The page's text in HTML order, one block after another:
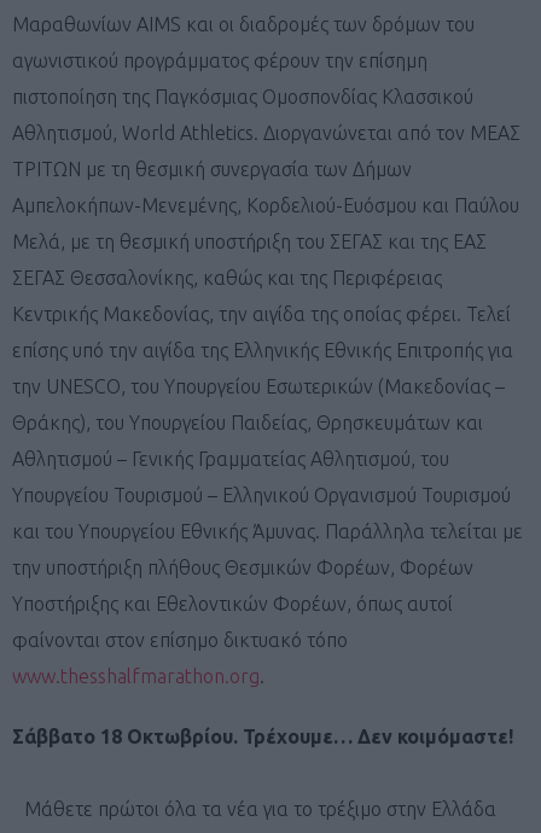
Μαραθωνίων AIMS και οι διαδρομές των δρόμων του
αγωνιστικού προγράμματος φέρουν την επίσημη
πιστοποίηση της Παγκόσμιας Ομοσπονδίας Κλασσικού
Αθλητισμού, World Athletics. Διοργανώνεται από τον ΜΕΑΣ
ΤΡΙΤΩΝ με τη θεσμική συνεργασία των Δήμων
Αμπελοκήπων-Μενεμένης, Κορδελιού-Ευόσμου και Παύλου
Μελά, με τη θεσμική υποστήριξη του ΣΕΓΑΣ και της ΕΑΣ
ΣΕΓΑΣ Θεσσαλονίκης, καθώς και της Περιφέρειας
Κεντρικής Μακεδονίας, την αιγίδα της οποίας φέρει. Τελεί
επίσης υπό την αιγίδα της Ελληνικής Εθνικής Επιτροπής για
την UNESCO, του Υπουργείου Εσωτερικών (Μακεδονίας –
Θράκης), του Υπουργείου Παιδείας, Θρησκευμάτων και
Αθλητισμού – Γενικής Γραμματείας Αθλητισμού, του
Υπουργείου Τουρισμού – Ελληνικού Οργανισμού Τουρισμού
και του Υπουργείου Εθνικής Άμυνας. Παράλληλα τελείται με
την υποστήριξη πλήθους Θεσμικών Φορέων, Φορέων
Υποστήριξης και Εθελοντικών Φορέων, όπως αυτοί
φαίνονται στον επίσημο δικτυακό τόπο
www.thesshalfmarathon.org.
Σάββατο 18 Οκτωβρίου. Τρέχουμε… Δεν κοιμόμαστε!
Μάθετε πρώτοι όλα τα νέα για το τρέξιμο στην Ελλάδα